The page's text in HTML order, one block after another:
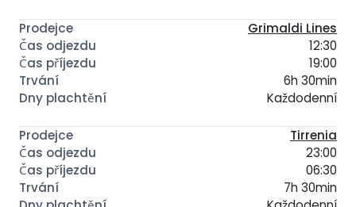
Grimaldi Lines
12:30
19:00
6h 30min
Každodenní
Tirrenia
23:00
06:30
7h 30min